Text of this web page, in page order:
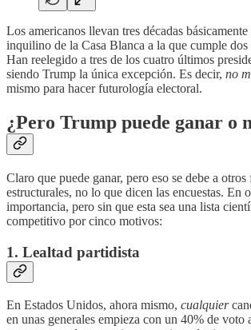
Los americanos llevan tres décadas básicamente
inquilino de la Casa Blanca a la que cumple dos
Han reelegido a tres de los cuatro últimos
siendo Trump la única excepción. Es decir, no
mismo para hacer futurología electoral.
¿Pero Trump puede ganar o
Claro que puede ganar, pero eso se debe a otros
estructurales, no lo que dicen las encuestas. En
importancia, pero sin que esta sea una lista
competitivo por cinco motivos:
1. Lealtad partidista
En Estados Unidos, ahora mismo, cualquier
en unas generales empieza con un 40% de voto